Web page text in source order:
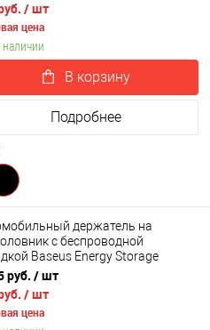
/ шт
цена
наличии
В корзину
Подробнее
держатель на
с беспроводной
Baseus Energy Storage
Holder Wireless Charger
01)
руб. / шт
/ шт
цена